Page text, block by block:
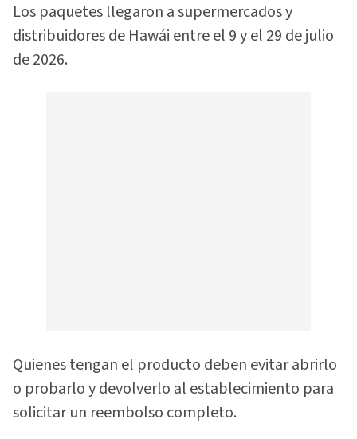
Los paquetes llegaron a supermercados y
distribuidores de Hawái entre el 9 y el 29 de julio
de 2026.
Quienes tengan el producto deben evitar abrirlo
o probarlo y devolverlo al establecimiento para
solicitar un reembolso completo.